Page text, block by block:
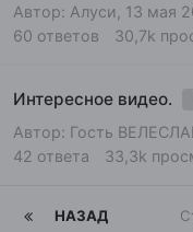
Автор: Алуси 13 мая
60 ответов 30,7k
Интересное видео.
Автор: Гость
42 ответа 33,3k
НАЗАД